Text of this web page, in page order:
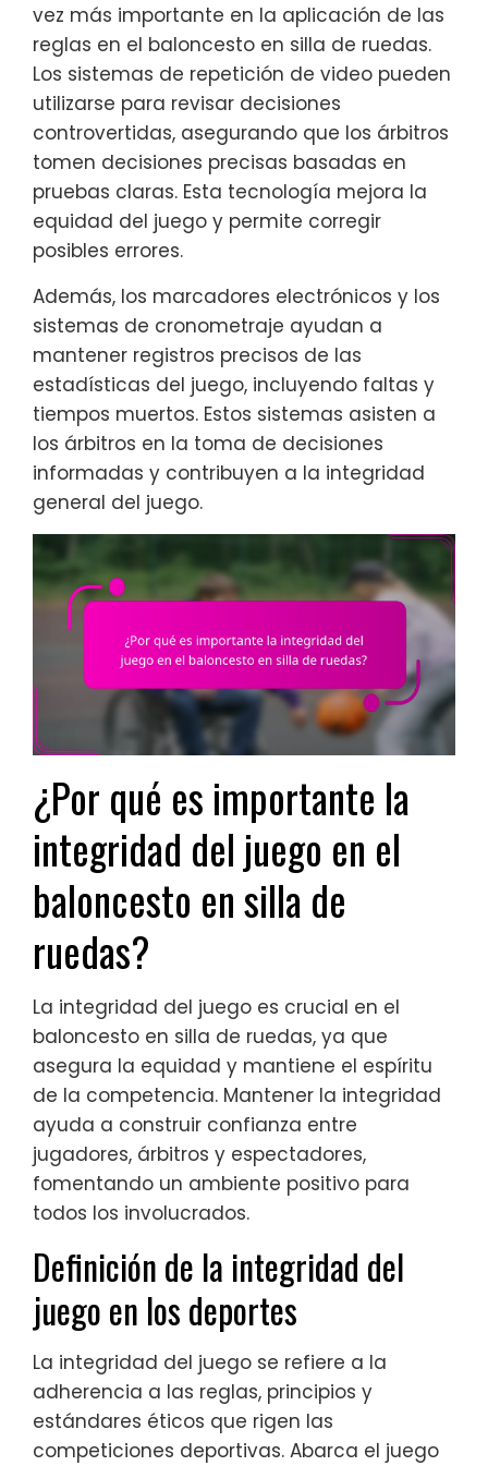
vez más importante en la aplicación de las
reglas en el baloncesto en silla de ruedas.
Los sistemas de repetición de video pueden
utilizarse para revisar decisiones
controvertidas, asegurando que los árbitros
tomen decisiones precisas basadas en
pruebas claras. Esta tecnología mejora la
equidad del juego y permite corregir
posibles errores.
Además, los marcadores electrónicos y los
sistemas de cronometraje ayudan a
mantener registros precisos de las
estadísticas del juego, incluyendo faltas y
tiempos muertos. Estos sistemas asisten a
los árbitros en la toma de decisiones
informadas y contribuyen a la integridad
general del juego.
¿Por qué es importante la
integridad del juego en el
baloncesto en silla de
ruedas?
La integridad del juego es crucial en el
baloncesto en silla de ruedas, ya que
asegura la equidad y mantiene el espíritu
de la competencia. Mantener la integridad
ayuda a construir confianza entre
jugadores, árbitros y espectadores,
fomentando un ambiente positivo para
todos los involucrados.
Definición de la integridad del
juego en los deportes
La integridad del juego se refiere a la
adherencia a las reglas, principios y
estándares éticos que rigen las
competiciones deportivas. Abarca el juego